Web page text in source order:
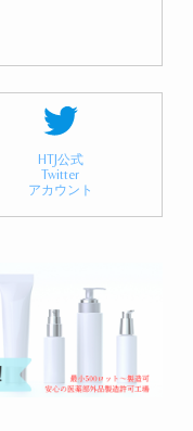
HTJ公式
Twitter
アカウント